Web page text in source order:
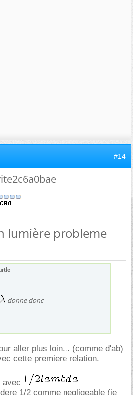
#14
lumière probleme
donne donc
aller plus loin... (comme d'ab)
cette premiere relation.
avec
1/2 comme negligeable (je